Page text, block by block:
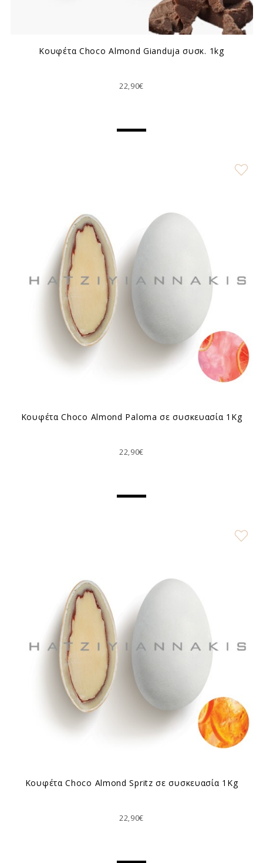
Κουφέτα Choco Almond Gianduja συσκ. 1kg
22,90€
Κουφέτα Choco Almond Paloma σε συσκευασία 1Kg
22,90€
Κουφέτα Choco Almond Spritz σε συσκευασία 1Kg
22,90€